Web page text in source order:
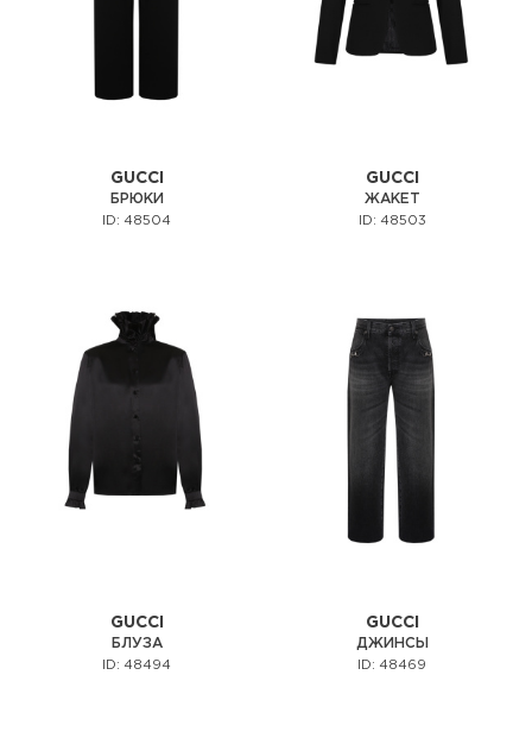
GUCCI
БРЮКИ
ID: 48504
GUCCI
ЖАКЕТ
ID: 48503
GUCCI
БЛУЗА
ID: 48494
GUCCI
ДЖИНСЫ
ID: 48469